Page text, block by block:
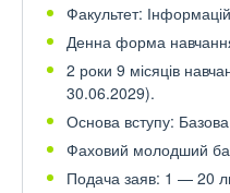
Факультет:
Денна форма
2 роки 9 місяців
30.06.2029).
Основа вступу:
Фаховий молодший
Подача заяв: 1 — 20